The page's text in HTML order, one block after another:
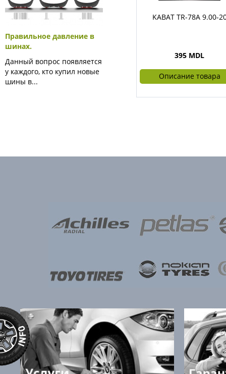
Правильное давление в
шинах.
Данный вопрос появляется
у каждого, кто купил новые
шины в...
KABAT TR-78A 9.00-
395 MDL
Описание товара